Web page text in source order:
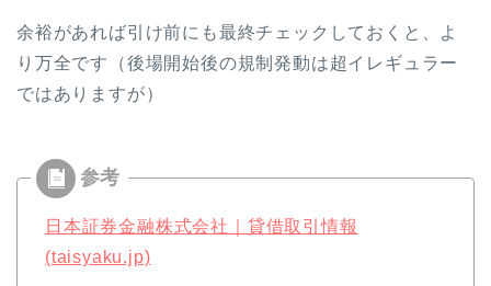
余裕があれば引け前にも最終チェックしておくと、よ
り万全です（後場開始後の規制発動は超イレギュラー
ではありますが）
日本証券金融株式会社｜貸借取引情報
(taisyaku.jp)